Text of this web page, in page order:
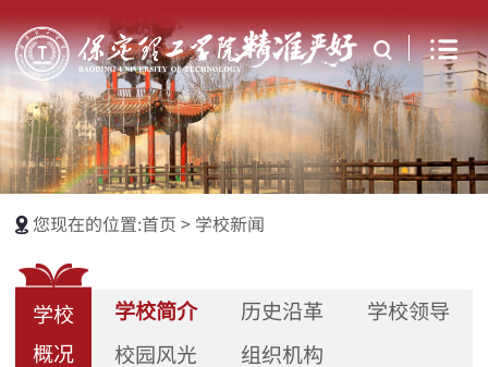
您现在的位置:首页 > 学校新闻
学校
概况
学校简介 历史沿革 学校领导
校园风光 组织机构